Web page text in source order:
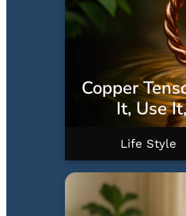
Copper
It, Use
Life Style